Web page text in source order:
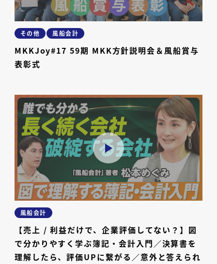
その他 風船会計
MKKJoy#17 59期 MKK方針説明会＆風船賞与
表彰式
風船会計
【売上 / 利益だけで、企業評価してない？】図
で分かりやすく学ぶ簿記・会計入門／決算書を
理解したら、評価UPに繋がる／意外と答えられ